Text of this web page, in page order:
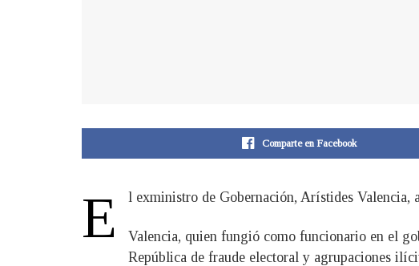
Comparte en Facebook
E l exministro de Gobernación, Arístides Valencia,
Valencia, quien fungió como funcionario en el
República de fraude electoral y agrupaciones